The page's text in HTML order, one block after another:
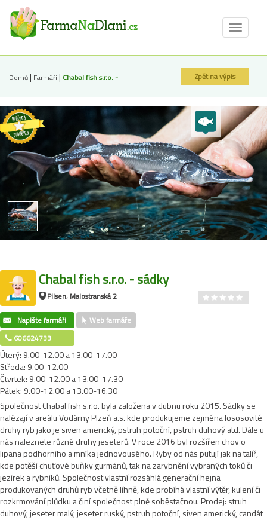
Toggle
Domů| Farmáři | Chabal fish s.r.o. -
sádky
Zpět na výpis
Chabal fish s.r.o. - sádky
Pilsen, Malostranská 2
Napište farmáři
Web farmáře
606624733
Úterý: 9.00-12.00 a 13.00-17.00
Středa: 9.00-12.00
Čtvrtek: 9.00-12.00 a 13.00-17.30
Pátek: 9.00-12.00 a 13.00-16.30
Společnost Chabal fish s.r.o. byla založena v dubnu roku 2015. Sádky se
nalézají v areálu Vodárny Plzeň a.s. kde produkujeme zejména lososovité
druhy ryb jako je siven americký, pstruh potoční, pstruh duhový atd. Dále u
nás naleznete různé druhy jeseterů. V roce 2016 byl rozšířen chov o
lipana podhorního a mníka jednovousého. Ryby od nás putují jak na talíř,
kde potěší chuťové buňky gurmánů, tak na zarybnění vybraných toků či
jezírek a rybníků. Společnost vlastní rozsáhlá generační hejna
produkovaných druhů ryb včetně líhně, kde probíhá vlastní výtěr, kulení či
rozkrmování plůdku a činí společnost plně soběstačnou. Prodej: struh
duhový, jeseter malý, jeseter ruský, pstruh potoční, siven americký, candát